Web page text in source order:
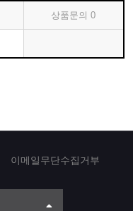
상품문의0
이메일무단수집거부